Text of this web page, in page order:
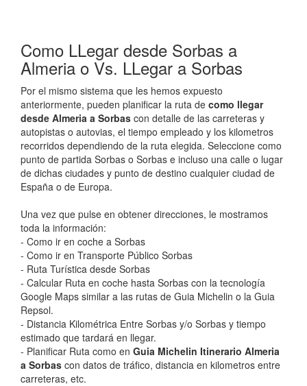
Como LLegar desde Sorbas a
Almeria o Vs. LLegar a Sorbas
Por el mismo sistema que les hemos expuesto
anteriormente, pueden planificar la ruta de como llegar
desde Almeria a Sorbas con detalle de las carreteras y
autopistas o autovias, el tiempo empleado y los kilometros
recorridos dependiendo de la ruta elegida. Seleccione como
punto de partida Sorbas o Sorbas e incluso una calle o lugar
de dichas ciudades y punto de destino cualquier ciudad de
España o de Europa.
Una vez que pulse en obtener direcciones, le mostramos
toda la información:
- Como ir en coche a Sorbas
- Como ir en Transporte Público Sorbas
- Ruta Turística desde Sorbas
- Calcular Ruta en coche hasta Sorbas con la tecnología
Google Maps similar a las rutas de Guia Michelin o la Guia
Repsol.
- Distancia Kilométrica Entre Sorbas y/o Sorbas y tiempo
estimado que tardará en llegar.
- Planificar Ruta como en Guia Michelin Itinerario Almeria
a Sorbas con datos de tráfico, distancia en kilometros entre
carreteras, etc.